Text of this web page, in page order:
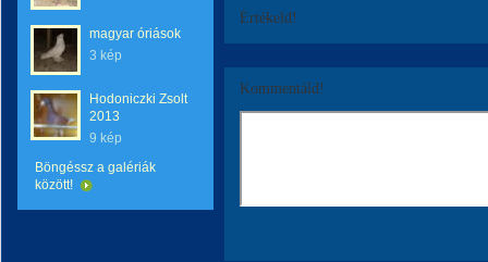
magyar óriások
3 kép
Hodoniczki Zsolt
2013
9 kép
Böngéssz a galériák
között!
Értékeld!
Kommentáld!